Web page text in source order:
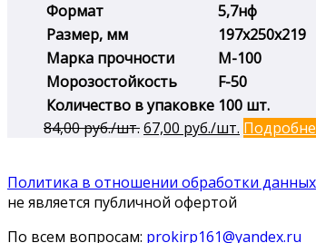
Формат
5,7нф
Размер, мм
197х250х219
Марка прочности
М-100
Морозостойкость
F-50
Количество в упаковке 100 шт.
84,00руб./шт.Первоначальная
84,00 руб./
шт..
67,00 руб./шт. Текущая
шт..
Политика в отношении обработки данных
не является публичной офертой
По всем вопросам: prokirp161@yandex.ru